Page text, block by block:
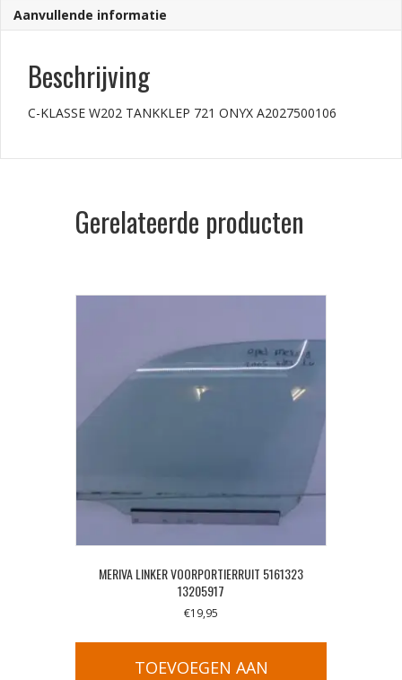
Aanvullende informatie
Beschrijving
C-KLASSE W202 TANKKLEP 721 ONYX A2027500106
Gerelateerde producten
MERIVA LINKER VOORPORTIERRUIT 5161323
13205917
€19,95
TOEVOEGEN AAN